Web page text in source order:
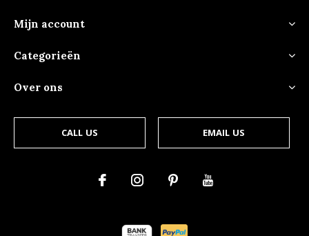
Mijn account
Categorieën
Over ons
CALL US EMAIL US